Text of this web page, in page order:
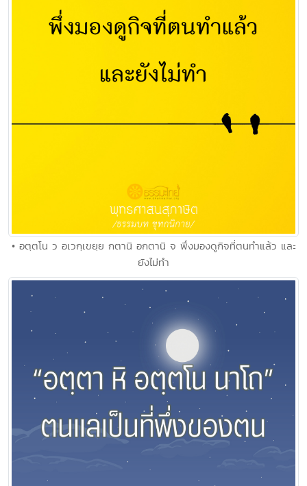
• อตฺตโน ว อเวกฺเขยฺย กตานิ อกตานิ จ พึ่งมองดูกิจที่ตนทำแล้ว และ
ยังไม่ทำ